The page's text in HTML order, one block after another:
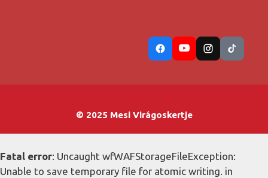
© 2025 Mesi Virágoskertje
Fatal error: Uncaught wfWAFStorageFileException:
Unable to save temporary file for atomic writing. in